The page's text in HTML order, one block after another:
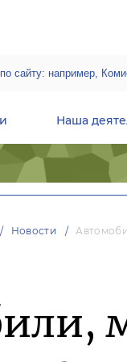
Наша
Новости